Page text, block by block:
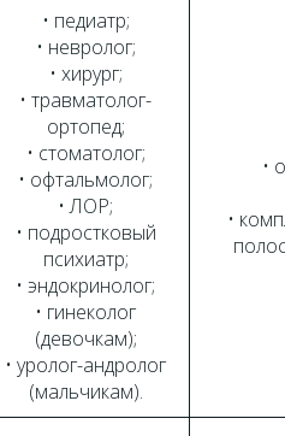
• педиатр;
• невролог;
• хирург;
• травматолог-
ортопед;
• стоматолог;
• офтальмолог;
• ЛОР;
• подростковый
психиатр;
• эндокринолог;
• гинеколог
(девочкам);
• уролог-андролог
(мальчикам).
•
•